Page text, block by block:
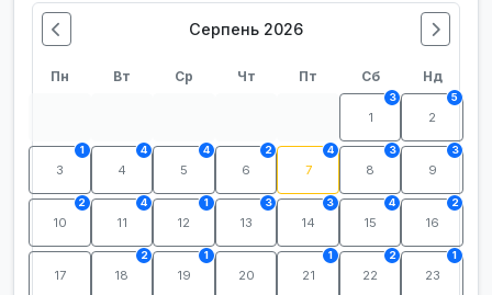
Серпень 2026
Пн Вт Ср Чт Пт Сб Нд
1
3
2
5
3
1
4
4
5
4
6
2
7
4
8
3
9
3
10
2
11
4
12
1
13
3
14
3
15
4
16
2
17 18
2
19
1
20 21
1
22
2
23
1